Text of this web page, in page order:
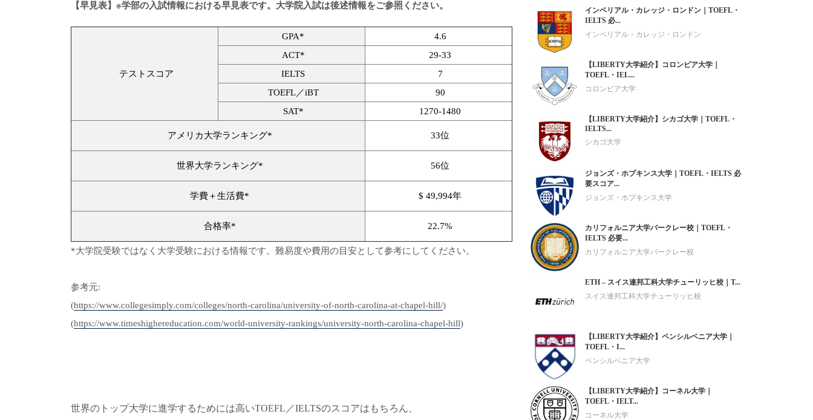
【早見表】※学部の入試情報における早見表です。大学院入試は後述情報をご参照ください。
テストスコア
GPA*
4.6
ACT*
29-33
IELTS
7
TOEFL／iBT
90
SAT*
1270-1480
アメリカ大学ランキング* 33位
世界大学ランキング* 56位
学費＋生活費* $ 49,994年
合格率* 22.7%
*大学院受験ではなく大学受験における情報です。難易度や費用の目安として参考にしてください。
参考元:
(https://www.collegesimply.com/colleges/north-carolina/university-of-north-carolina-at-chapel-hill/)
(https://www.timeshighereducation.com/world-university-rankings/university-north-carolina-chapel-hill)
世界のトップ大学に進学するためには高いTOEFL／IELTSのスコアはもちろん、
インペリアル・カレッジ・ロンドン｜TOEFL・
IELTS 必...
インペリアル・カレッジ・ロンドン
【LIBERTY大学紹介】コロンビア大学｜
TOEFL・IEL...
コロンビア大学
【LIBERTY大学紹介】シカゴ大学｜TOEFL・
IELTS...
シカゴ大学
ジョンズ・ホプキンス大学｜TOEFL・IELTS 必
要スコア...
ジョンズ・ホプキンス大学
カリフォルニア大学バークレー校｜TOEFL・
IELTS 必要...
カリフォルニア大学バークレー校
ETH – スイス連邦工科大学チューリッヒ校｜T...
スイス連邦工科大学チューリッヒ校
【LIBERTY大学紹介】ペンシルベニア大学｜
TOEFL・I...
ペンシルベニア大学
【LIBERTY大学紹介】コーネル大学｜
TOEFL・IELT...
コーネル大学